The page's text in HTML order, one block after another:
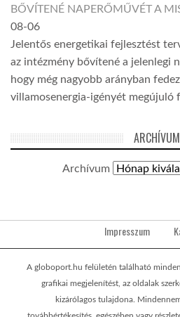
BŐVÍTENÉ NAPERŐMŰVÉT A
08-06
Jelentős energetikai fejlesztést
az intézmény bővítené a jelenlegi
hogy még nagyobb arányban
villamosenergia-igényét megújuló
ARCHÍVUM
Archívum
Impresszum
A globoport.hu felületén található
grafikai megjelenítést, az oldalak
kizárólagos tulajdona.